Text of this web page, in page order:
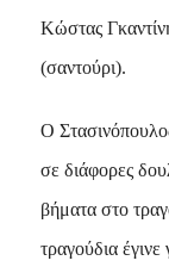
Kώστας
(σαντούρι).
O
σε διάφορες
βήματα στο
τραγούδια